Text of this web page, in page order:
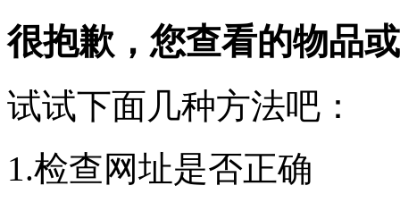
很抱歉，您查看的物品
试试下面几种方法吧：
1.检查网址是否正确